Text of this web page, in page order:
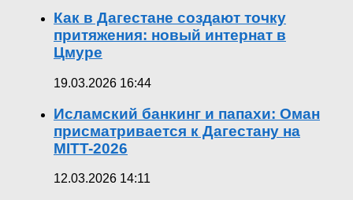
Как в Дагестане создают точку
притяжения: новый интернат в
Цмуре
19.03.2026 16:44
Исламский банкинг и папахи: Оман
присматривается к Дагестану на
MITT-2026
12.03.2026 14:11